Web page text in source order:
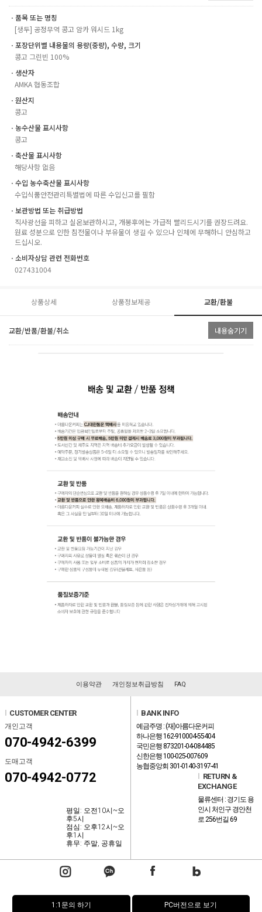
ㆍ품목 또는 명칭
[생두] 공정무역 콩고 암카 워시드 1kg
ㆍ포장단위별 내용물의 용량(중량), 수량, 크기
콩고 그린빈 100%
ㆍ생산자
AMKA 협동조합
ㆍ원산지
콩고
ㆍ농수산물 표시사항
콩고
ㆍ축산물 표시사항
해당사항 없음
ㆍ수입 농수축산물 표시사항
수입식품안전관리특별법에 따른 수입신고를 필함
ㆍ보관방법 또는 취급방법
직사광선을 피하고 실온보관하시고, 개봉후에는 가급적 빨리드시기를 권장드려요.
원료 성분으로 인한 침전물이나 부유물이 생길 수 있으나 인체에 무해하니 안심하고
드십시오.
ㆍ소비자상담 관련 전화번호
027431004
상품상세 상품정보제공 교환/환불
교환/반품/환불/취소 내용숨기기
이용약관 개인정보취급방침 FAQ
l CUSTOMER CENTER
개인고객
070-4942-6399
도매고객
070-4942-0772
평일: 오전10시~오
후5시
점심: 오후12시~오
후1시
휴무: 주말, 공휴일
l BANK INFO
예금주명 : (재)아름다운커피
하나은행 162-910004-55404
국민은행 873201-04-084485
신한은행 100-025-007609
농협중앙회 301-0140-3197-41
l RETURN &
EXCHANGE
물류센터 : 경기도 용
인시 처인구 경안천
로 256번길 69
1:1문의 하기 PC버전으로 보기